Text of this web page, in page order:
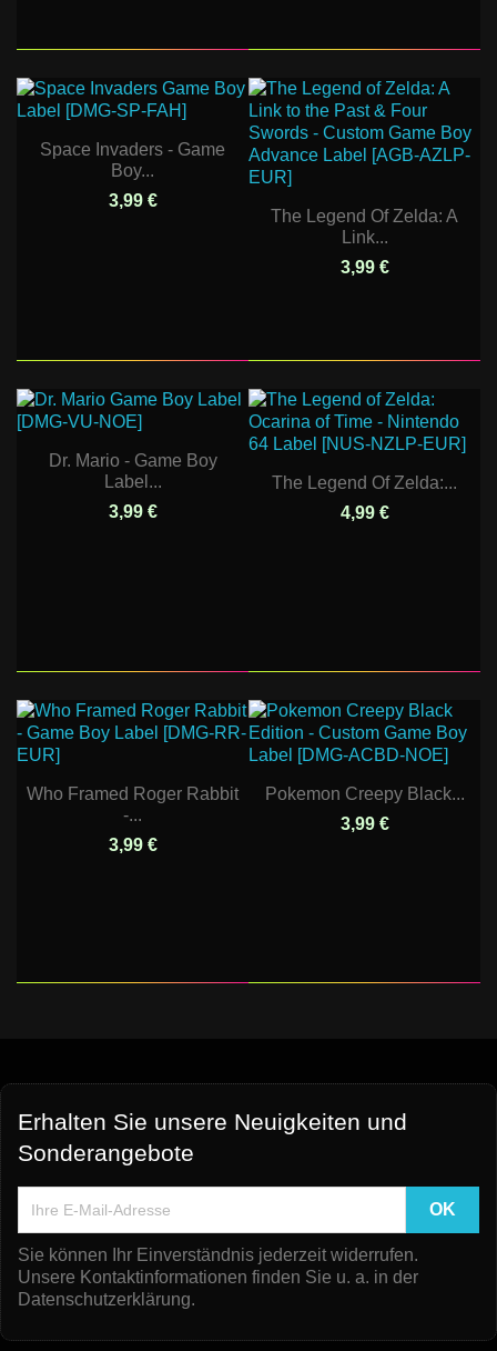
Space Invaders - Game
Boy...
3,99 €
The Legend Of Zelda: A
Link...
3,99 €
Dr. Mario - Game Boy
Label...
3,99 €
The Legend Of Zelda:...
4,99 €
Who Framed Roger Rabbit
-...
3,99 €
Pokemon Creepy Black...
3,99 €
Erhalten Sie unsere Neuigkeiten und
Sonderangebote
Sie können Ihr Einverständnis jederzeit widerrufen.
Unsere Kontaktinformationen finden Sie u. a. in der
Datenschutzerklärung.